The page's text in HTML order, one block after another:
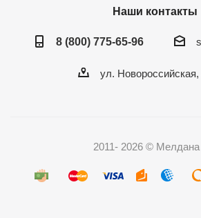
Наши контакты
8 (800) 775-65-96
ул. Новороссийская,
2011- 2026 ©